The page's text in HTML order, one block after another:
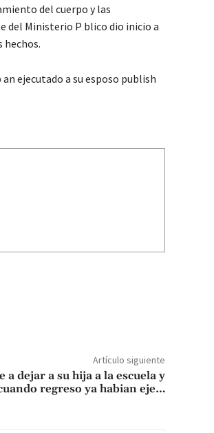
del cuerpo y las
del Ministerio P blico dio inicio a
hechos.
an ejecutado a su esposo publish
Artículo siguiente
a dejar a su hija a la escuela y
regreso ya habian eje…